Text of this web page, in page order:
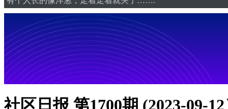
社区日报 第1700期 (2023-09-